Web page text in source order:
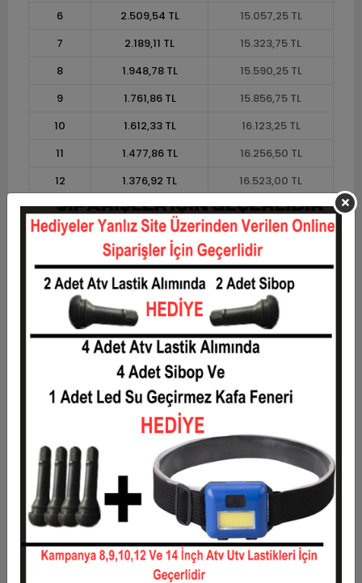
6
2.509,54 TL
15.057,25 TL
7
2.189,11 TL
15.323,75 TL
8
1.948,78 TL
15.590,25 TL
9
1.761,86 TL
15.856,75 TL
10
1.612,33 TL
16.123,25 TL
11
1.477,86 TL
16.256,50 TL
12
1.376,92 TL 16.523,00 TL
Taksit Tutarı
Toplam Tutar
1
13.325,00 TL
13.325,00 TL
6.662,50 TL
13.325,00 TL
3
4.752,58 TL
14.257,75 TL
3.631,06 TL
5
2.958,15 TL
14.790,75 TL
2.509,54 TL
7
2.189,11 TL
8
1.948,78 TL
15.590,25 TL
9
1.761,86 TL
15.856,75 TL
16.123,25 TL
11
1.477,86 TL
16.256,50 TL